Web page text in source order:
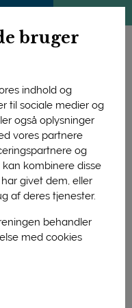
bruger
indhold og
til sociale medier og
også oplysninger
vores partnere
og
kombinere disse
givet dem, eller
af deres tjenester.
behandler
med cookies
sammensat på
side i én enkelt råvare.
gode image. Men
og plantedrikke. Det er